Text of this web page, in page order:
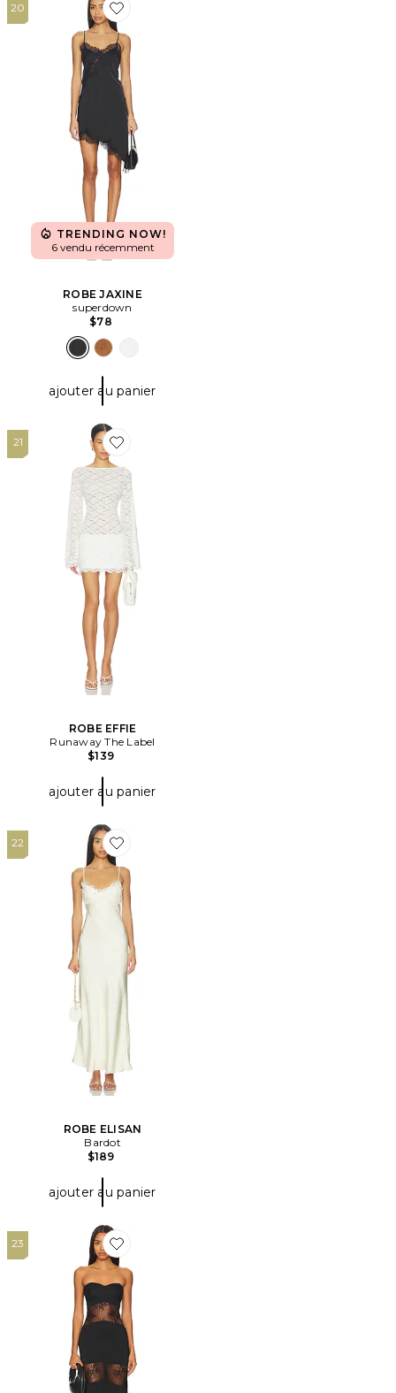
20
Favorite ROBE JAXINE
TRENDING NOW!
6 vendu récemment
ROBE JAXINE
superdown
$78
ajouter au panier
21
Favorite ROBE EFFIE
ROBE EFFIE
Runaway The Label
$139
ajouter au panier
22
Favorite ROBE ELISAN
ROBE ELISAN
Bardot
$189
ajouter au panier
23
Favorite ROBE BRIELLE